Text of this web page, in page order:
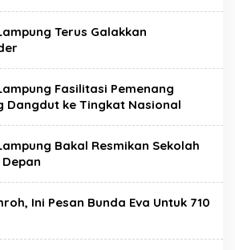
Terus Galakkan
Fasilitasi Pemenang
Dangdut ke Tingkat Nasional
Bakal Resmikan Sekolah
Ini Pesan Bunda Eva Untuk 710